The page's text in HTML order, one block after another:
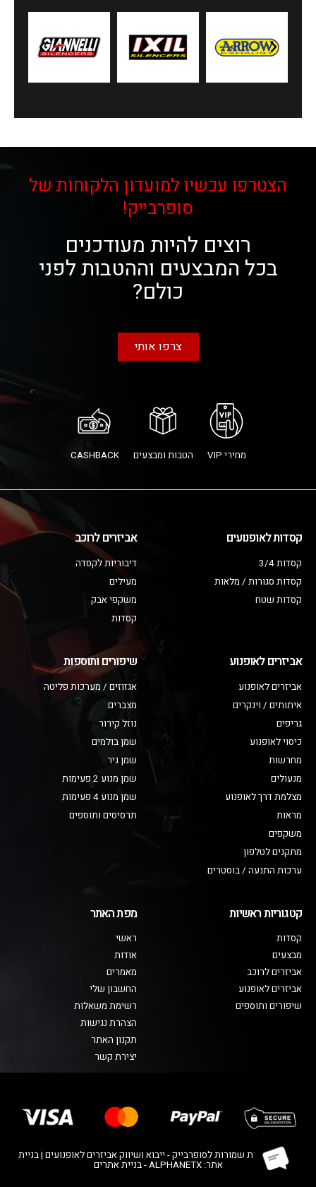
הצטרפו עכשיו למועדון הלקוחות של
סופרבייק!
רוצים להיות מעודכנים
בכל המבצעים וההטבות לפני
כולם?
צרפו אותי
מחירי VIP הטבות ומבצעים CASHBACK
קסדות לאופנועים
קסדות 3/4
קסדות סגורות / מלאות
קסדות שטח
אביזרים לרוכב
דיבוריות לקסדה
מעילים
משקפי אבק
קסדות
אביזרים לאופנוע
אביזרים לאופנוע
איתותים / וינקרים
גריפים
כיסוי לאופנוע
מחרשות
מנעולים
מצלמת דרך לאופנוע
מראות
משקפים
מתקנים לטלפון
ערכות התנעה / בוסטרים
שיפורים ותוספות
אגזוזים / מערכות פליטה
מצברים
נוזל קירור
שמן בולמים
שמן גיר
שמן מנוע 2 פעימות
שמן מנוע 4 פעימות
תרסיסים ותוספים
קטגוריות ראשיות
קסדות
מבצעים
אביזרים לרוכב
אביזרים לאופנוע
שיפורים ותוספים
מפת האתר
ראשי
אודות
מאמרים
החשבון שלי
רשימת משאלות
הצהרת נגישות
תקנון האתר
יצירת קשר
© כל הזכויות שמורות לסופרבייק - ייבוא ושיווק אביזרים לאופנועים | בניית
אתר: ALPHANETX - בניית אתרים